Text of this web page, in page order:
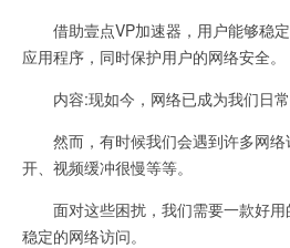
借助壹点VP加速器，用户能够稳定
应用程序，同时保护用户的网络安全。
内容:现如今，网络已成为我们日常
然而，有时候我们会遇到许多网络
开、视频缓冲很慢等等。
面对这些困扰，我们需要一款好用
稳定的网络访问。